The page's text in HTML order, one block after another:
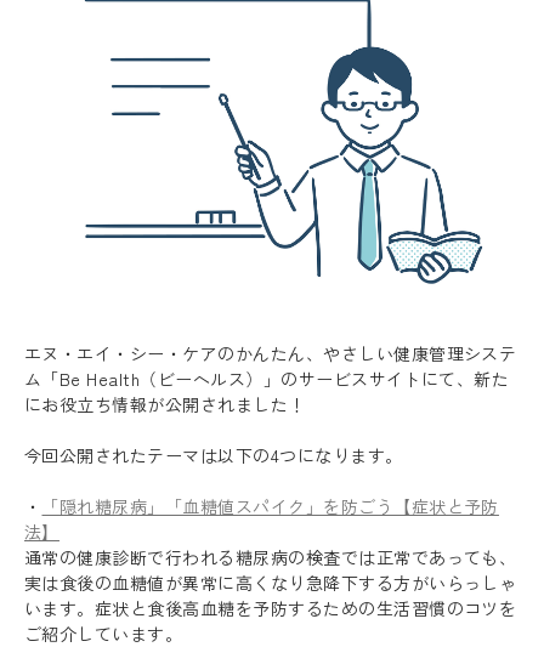
エヌ・エイ・シー・ケアのかんたん、やさしい健康管理システ
ム「Be Health（ビーヘルス）」のサービスサイトにて、新た
にお役立ち情報が公開されました！
今回公開されたテーマは以下の4つになります。
・
「隠れ糖尿病」「血糖値スパイク」を防ごう【症状と予防
法】
通常の健康診断で行われる糖尿病の検査では正常であっても、
実は食後の血糖値が異常に高くなり急降下する方がいらっしゃ
います。症状と食後高血糖を予防するための生活習慣のコツを
ご紹介しています。